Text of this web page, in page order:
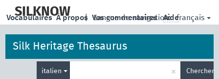
main
SILKNOW | Langue de navigation: français
Vocabulaires À propos Vos commentaires Aide
Silk Heritage Thesaurus
italien × Chercher